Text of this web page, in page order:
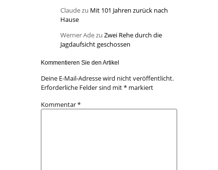
Claudezu Mit 101 Jahren zurück nach
Hause
Werner Adezu Zwei Rehe durch die
Jagdaufsicht geschossen
Kommentieren Sie den Artikel
Deine E-Mail-Adresse wird nicht veröffentlicht.
Erforderliche Felder sind mit* markiert
Kommentar*